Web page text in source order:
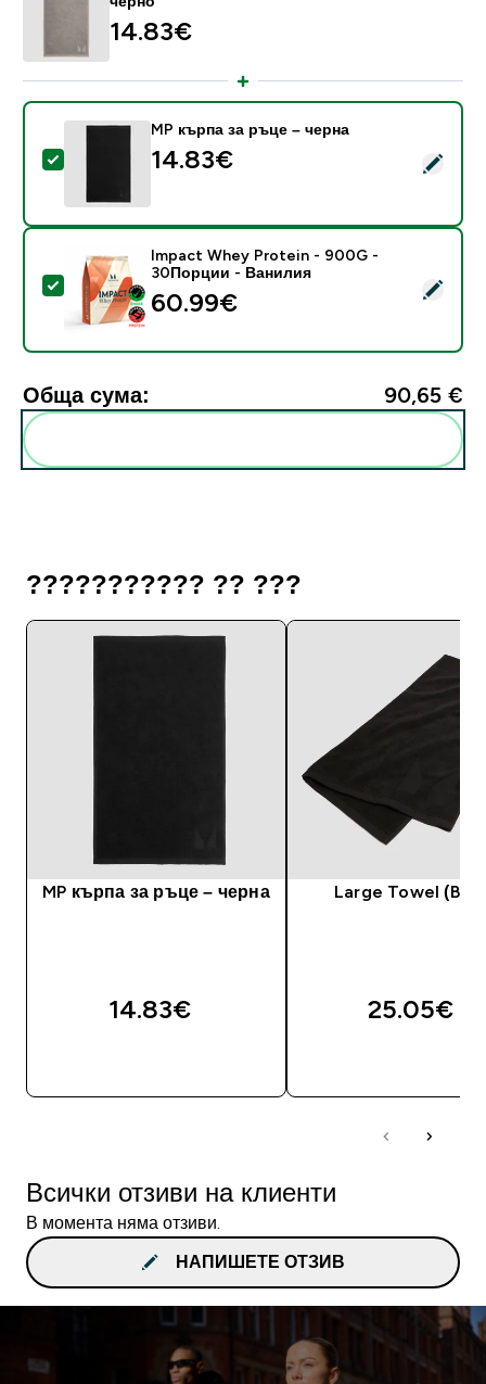
14.83€‎
Select this product - MP кърпа за ръце – черна
MP кърпа за ръце – черна
14.83€‎
Select this product - Impact Whey Protein - 900G -
Impact Whey Protein - 900G -
30Порции - Ванилия
60.99€‎
Обща сума: 90,65 €‎
??????????? ?? ???
MP кърпа за ръце – черна
14.83€‎
Large Towel
25.05€‎
Всички отзиви на клиенти
В момента няма отзиви.
НАПИШЕТЕ ОТЗИВ